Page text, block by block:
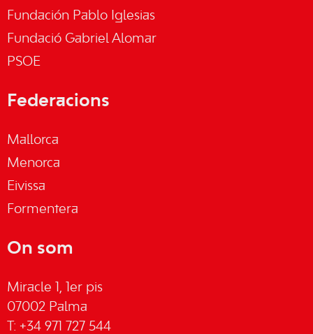
Fundación Pablo Iglesias
Fundació Gabriel Alomar
PSOE
Federacions
Mallorca
Menorca
Eivissa
Formentera
On som
Miracle 1, 1er pis
07002 Palma
T: +34 971 727 544